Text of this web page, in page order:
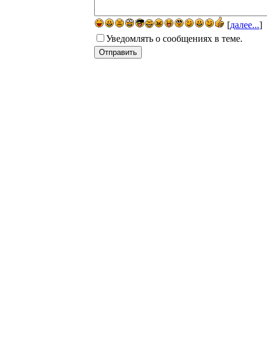
[далее...]
Уведомлять о сообщениях в теме.